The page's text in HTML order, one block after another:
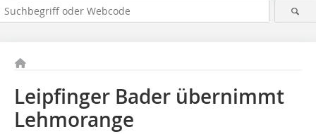
Leipfinger Bader übernimmt
Lehmorange